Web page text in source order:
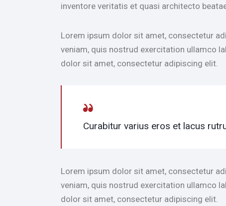
inventore veritatis et quasi architecto
Lorem ipsum dolor sit amet, consectetur
veniam, quis nostrud exercitation ullamco
dolor sit amet, consectetur adipiscing elit.
Curabitur varius eros et lacus
Lorem ipsum dolor sit amet, consectetur
veniam, quis nostrud exercitation ullamco
dolor sit amet, consectetur adipiscing elit.